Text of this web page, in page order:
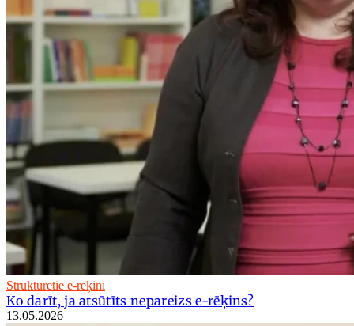
Strukturētie e-rēķini
Ko darīt, ja atsūtīts nepareizs e-rēķins?
13.05.2026